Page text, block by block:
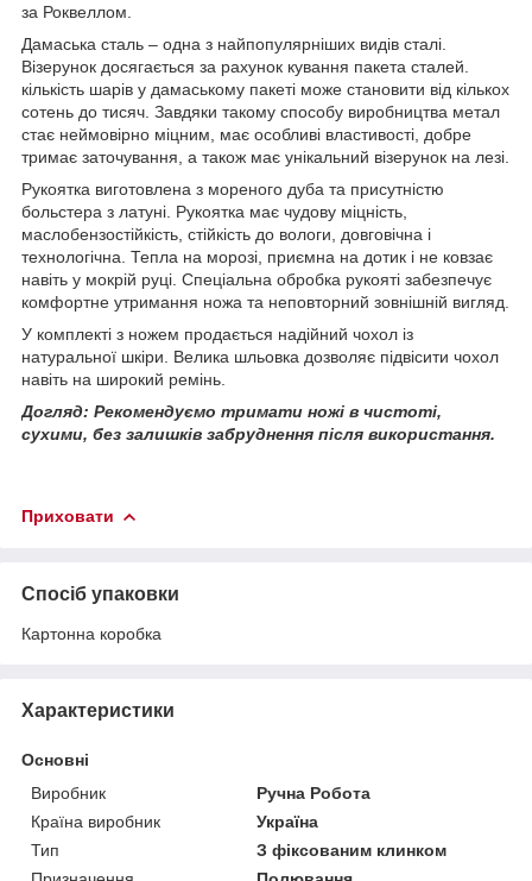
за Роквеллом.
Дамаська сталь – одна з найпопулярніших видів сталі.
Візерунок досягається за рахунок кування пакета сталей.
кількість шарів у дамаському пакеті може становити від кількох
сотень до тисяч. Завдяки такому способу виробництва метал
стає неймовірно міцним, має особливі властивості, добре
тримає заточування, а також має унікальний візерунок на лезі.
Рукоятка виготовлена ​​з мореного дуба та присутністю
больстера з латуні. Рукоятка має чудову міцність,
маслобензостійкість, стійкість до вологи, довговічна і
технологічна. Тепла на морозі, приємна на дотик і не ковзає
навіть у мокрій руці. Спеціальна обробка рукояті забезпечує
комфортне утримання ножа та неповторний зовнішній вигляд.
У комплекті з ножем продається надійний чохол із
натуральної шкіри. Велика шльовка дозволяє підвісити чохол
навіть на широкий ремінь.
Догляд: Рекомендуємо тримати ножі в чистоті,
сухими, без залишків забруднення після використання.
Приховати
Спосіб упаковки
Картонна коробка
Характеристики
Основні
Виробник
Ручна Робота
Країна виробник
Україна
Тип
З фіксованим клинком